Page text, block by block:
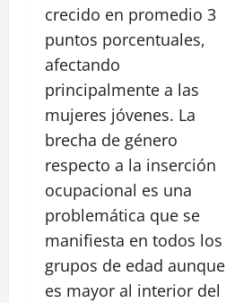
crecido en promedio 3
puntos porcentuales,
afectando
principalmente a las
mujeres jóvenes. La
brecha de género
respecto a la inserción
ocupacional es una
problemática que se
manifiesta en todos los
grupos de edad aunque
es mayor al interior del